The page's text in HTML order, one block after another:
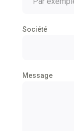
Société
Message